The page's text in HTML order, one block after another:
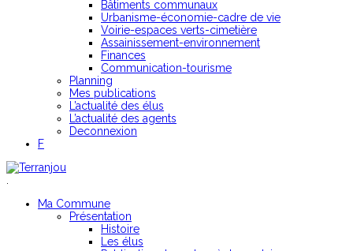
Bâtiments communaux
Urbanisme-économie-cadre de vie
Voirie-espaces verts-cimetière
Assainissement-environnement
Finances
Communication-tourisme
Planning
Mes publications
L’actualité des élus
L’actualité des agents
Deconnexion
F
Ma Commune
Présentation
Histoire
Les élus